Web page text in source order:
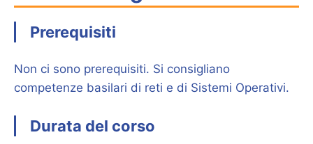
Prerequisiti
Non ci sono prerequisiti. Si consigliano
competenze basilari di reti e di Sistemi Operativi.
Durata del corso